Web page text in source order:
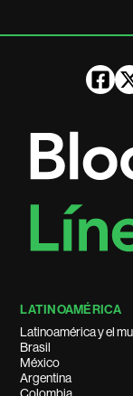
LATINOAMÉRICA
Latinoamérica y el
Brasil
México
Argentina